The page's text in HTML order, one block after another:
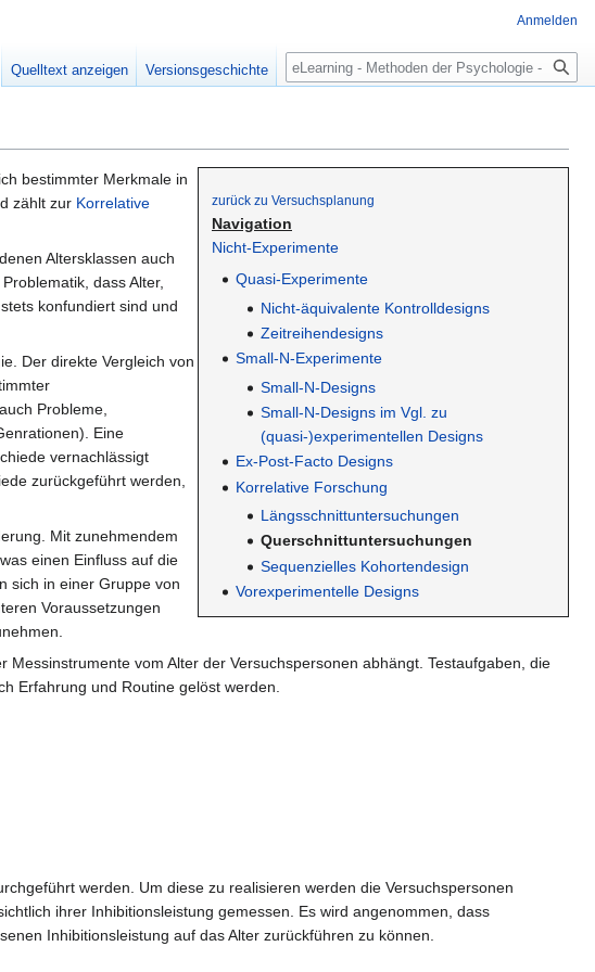
zurück zu Versuchsplanung
Navigation
Nicht-Experimente
Quasi-Experimente
Nicht-äquivalente Kontrolldesigns
Zeitreihendesigns
Small-N-Experimente
Small-N-Designs
Small-N-Designs im Vgl. zu
(quasi-)experimentellen Designs
Ex-Post-Facto Designs
Korrelative Forschung
Längsschnittuntersuchungen
Querschnittuntersuchungen
Sequenzielles Kohortendesign
Vorexperimentelle Designs
bestimmter Merkmale in
zählt zur Korrelative
Altersklassen auch
dass Alter,
konfundiert sind und
Der direkte Vergleich von
Probleme,
Eine
vernachlässigt
zurückgeführt werden,
Mit zunehmendem
einen Einfluss auf die
sich in einer Gruppe von
Voraussetzungen
vom Alter der Versuchspersonen abhängt. Testaufgaben, die
Erfahrung und Routine gelöst werden.
werden. Um diese zu realisieren werden die Versuchspersonen
ihrer Inhibitionsleistung gemessen. Es wird angenommen, dass
Inhibitionsleistung auf das Alter zurückführen zu können.
Anmelden
Quelltext anzeigen Versionsgeschichte Suche